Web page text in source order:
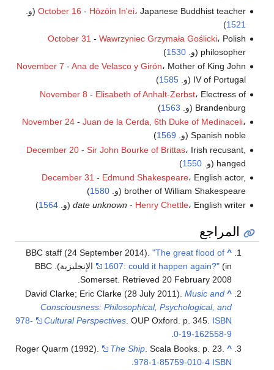
October 16 - Hōzōin In'ei، Japanese Buddhist teacher (و.
1521
)
October 31 - Wawrzyniec Grzymała Goślicki، Polish
philosopher (و.
1530
)
November 7 - Ana de Velasco y Girón، Mother of King John
IV of Portugal (و.
1585
)
November 8 - Elisabeth of Anhalt-Zerbst، Electress of
Brandenburg (و.
1563
)
November 24- Juan de la Cerda, 6th Duke of Medinaceli،
Spanish noble (و.
1569
)
December 20- Sir John Bourke of Brittas، Irish recusant,
hanged (و.
1550
)
December 31 - Edmund Shakespeare، English actor,
brother of William Shakespeare (و.
1580
)
date unknown - Henry Chettle، English writer (و. 1564
)
المراجع
^
BBC staff (24 September 2014)."The great flood of
1607: could it happen again?"
(in الإنجليزية). BBC
Somerset . Retrieved 20 February 2008
.
^
David Clarke; Eric Clarke (28 July 2011).Music and
Consciousness: Philosophical, Psychological, and
Cultural Perspectives . OUP Oxford. p. 345. ISBN
978-
0-19-162558-9
.
^
Roger Quarm (1992). The Ship . Scala Books. p. 23.
ISBN
978-1-85759-010-4
.